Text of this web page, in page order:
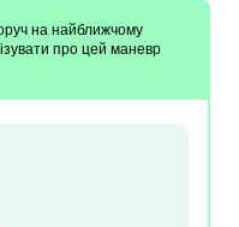
на найближчому
про цей маневр